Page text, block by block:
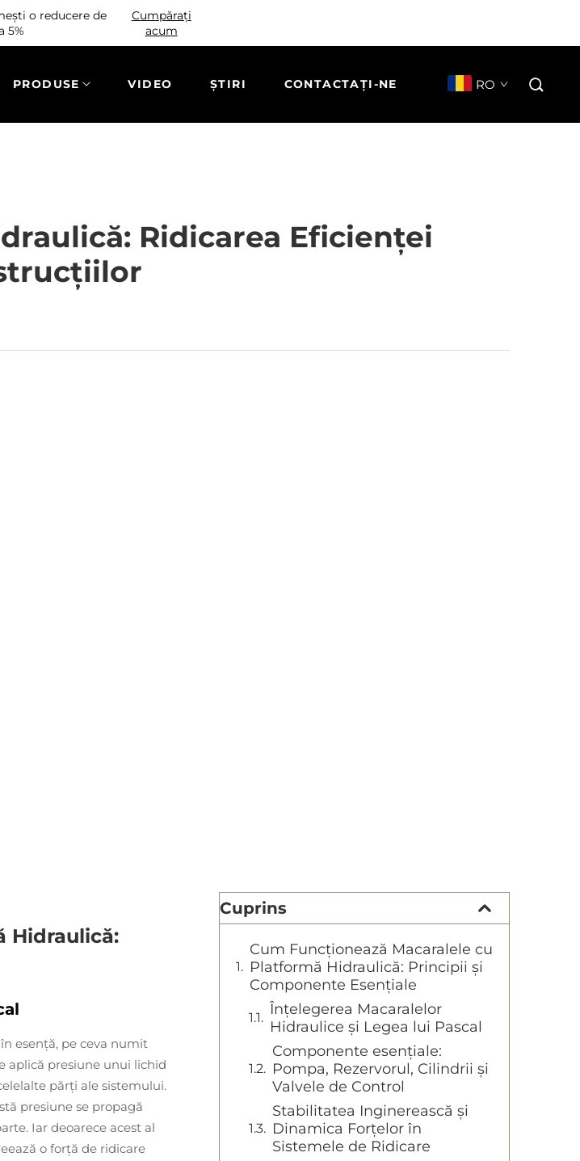
o reducere de
5%
Cumpărați
acum
PRODUSE VIDEO ȘTIRI CONTACTAȚI-NE RO
Ridicarea Eficienței
Hidraulică:
esență, pe ceva numit
aplică presiune unui lichid
părți ale sistemului.
presiune se propagă
Iar deoarece acest al
o forță de ridicare
Cuprins
Cum Funcționează Macaralele cu
Platformă Hidraulică: Principii și
Componente Esențiale
Înțelegerea Macaralelor
Hidraulice și Legea lui Pascal
Componente esențiale:
Pompa, Rezervorul, Cilindrii și
Valvele de Control
Stabilitatea Inginerească și
Dinamica Forțelor în
Sistemele de Ridicare